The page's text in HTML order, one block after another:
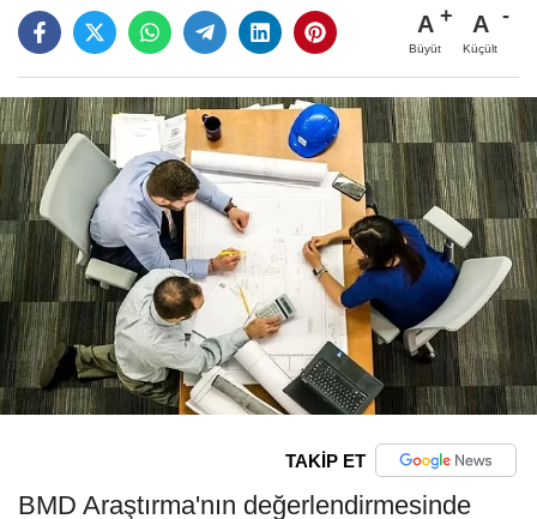
A
Büyüt
A
Küçült
TAKİP ET
BMD Araştırma'nın değerlendirmesinde